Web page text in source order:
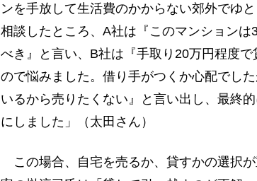
ンを手放して生活費のかからない郊外でゆ
相談したところ、A社は『このマンション
べき』と言い、B社は『手取り20万円程度
ので悩みました。借り手がつくか心配でし
いるから売りたくない』と言い出し、最終
にしました」（太田さん）
この場合、自宅を売るか、貸すかの選択